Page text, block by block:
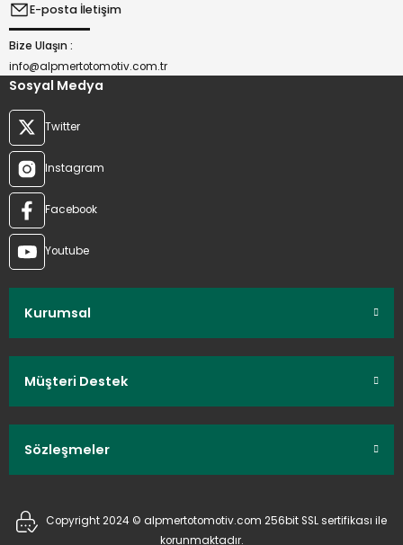
E-posta İletişim
Bize Ulaşın :
info@alpmertotomotiv.com.tr
Sosyal Medya
Twitter
Instagram
Facebook
Youtube
Kurumsal
Müşteri Destek
Sözleşmeler
Copyright 2024 © alpmertotomotiv.com 256bit SSL sertifikası ile
korunmaktadır.